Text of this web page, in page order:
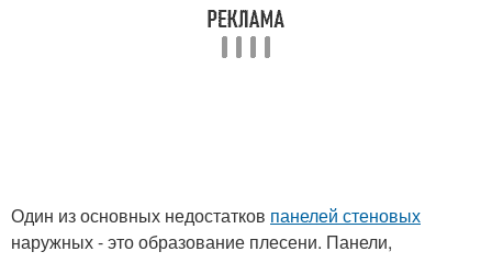
Один из основных недостатков панелей стеновых
наружных - это образование плесени. Панели,